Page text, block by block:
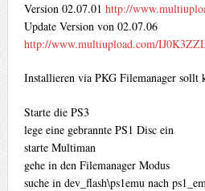
Version 02.07.01 http://
Update Version von 02.07.06
http://www.multiupload.com/
Installieren via PKG Filemanager sollt
Starte die PS3
lege eine gebrannte PS1 Disc ein
starte Multiman
gehe in den Filemanager Modus
suche in dev_flash\ps1emu nach